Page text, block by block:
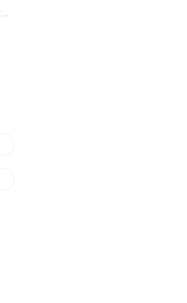
《野葫芦引》是当代著名作家宗璞于二十世纪八十年代开始创作的一部长篇小说，小说计划撰写四卷《南渡记》、《东藏记》、《西征记》和《北归记》。故事以20世纪抗日战争时期为背景，讲述北平明仑大学被迫南迁云南办学的艰苦历程，故事中塑造了一系列忧国忧民的知识分子的形象，而且也较为难得的记录了被人们遗忘已久的抗战时期修建滇缅公路的事迹。全书多为短句，读起来“上口”而无滞碍之感，语言纯朴雅致，清丽典雅，细腻和谐，有诗的美意和散文的含蓄，是宗璞创作中的精品之作。声明：本有声读书仅供学...